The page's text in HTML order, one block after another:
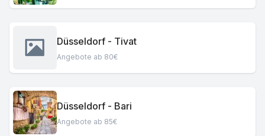
Düsseldorf - Tivat
Angebote ab 80€
Düsseldorf - Bari
Angebote ab 85€